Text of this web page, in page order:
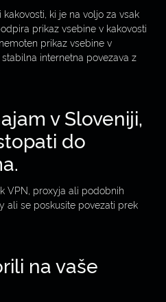
ki je na voljo za vsak
prikaz vsebine v kakovosti
prikaz vsebine v
internetna povezava z
v Sloveniji,
do
VPN, proxyja ali podobnih
ali se poskusite povezati prek
na vaše